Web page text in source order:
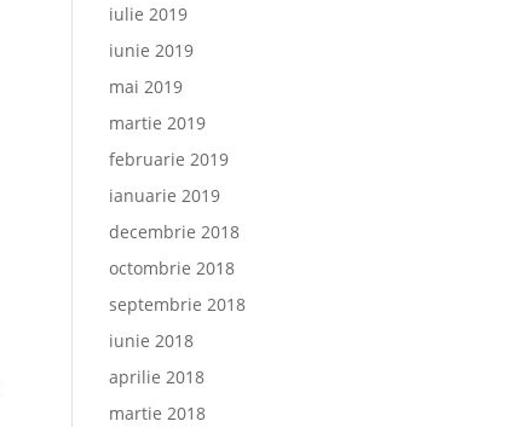
iulie 2019
iunie 2019
mai 2019
martie 2019
februarie 2019
ianuarie 2019
decembrie 2018
octombrie 2018
septembrie 2018
iunie 2018
aprilie 2018
martie 2018